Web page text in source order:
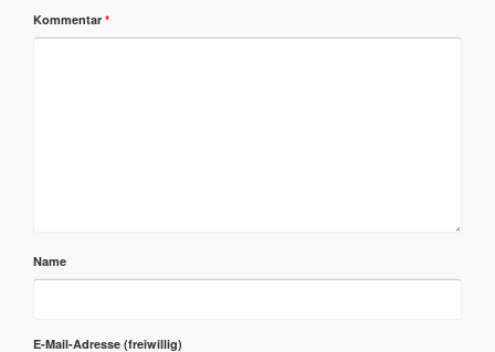
Kommentar *
Name
E-Mail-Adresse